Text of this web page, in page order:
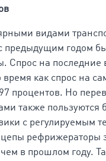
видами
предыдущим годом
Спрос на последние
время как спрос на
процентов. Но
также пользуются
с регулируемым
рефрижераторы
в прошлом году.